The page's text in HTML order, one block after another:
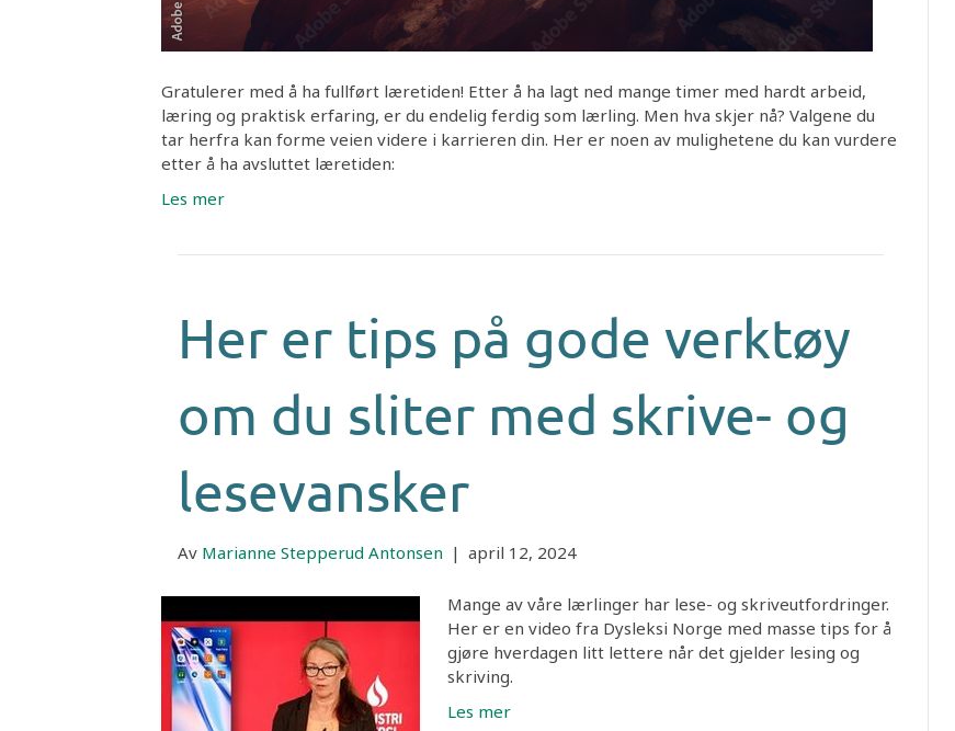
Gratulerer med å ha fullført læretiden! Etter å ha lagt ned mange timer med hardt arbeid,
læring og praktisk erfaring, er du endelig ferdig som lærling. Men hva skjer nå? Valgene du
tar herfra kan forme veien videre i karrieren din. Her er noen av mulighetene du kan vurdere
etter å ha avsluttet læretiden:
Les mer
Her er tips på gode verktøy
om du sliter med skrive- og
lesevansker
Av Marianne Stepperud Antonsen | april 12, 2024
Mange av våre lærlinger har lese- og skriveutfordringer.
Her er en video fra Dysleksi Norge med masse tips for å
gjøre hverdagen litt lettere når det gjelder lesing og
skriving.
Les mer